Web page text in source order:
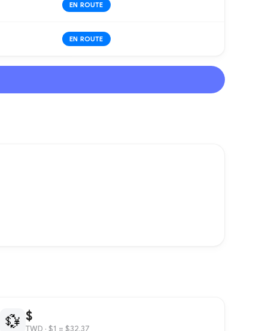
EN ROUTE
EN ROUTE
💱 $
TWD · $1 = $32.37